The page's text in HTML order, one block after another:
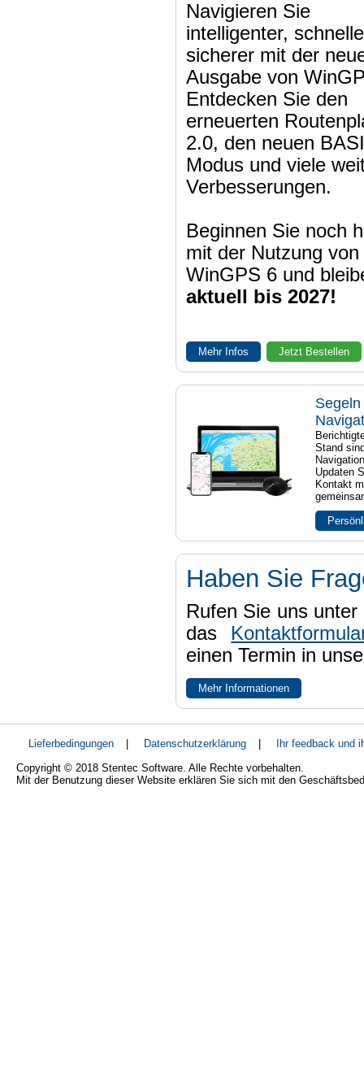
Navigieren Sie
intelligenter,
sicherer mit der
Ausgabe von
Entdecken Sie den
erneuerten
2.0, den neuen
Modus und viele
Verbesserungen.
Beginnen Sie noch
mit der Nutzung von
WinGPS 6 und
aktuell bis 2027!
Mehr Infos Jetzt Bestellen
Stand
Updaten
Kontakt
Haben Sie
Rufen Sie uns
das
einen Termin in
Mehr Informationen
Lieferbedingungen | Datenschutzerklärung |
Ihr feedback und
Copyright © 2018 Stentec Software. Alle Rechte vorbehalten.
Mit der Benutzung dieser Website erklären Sie sich mit den